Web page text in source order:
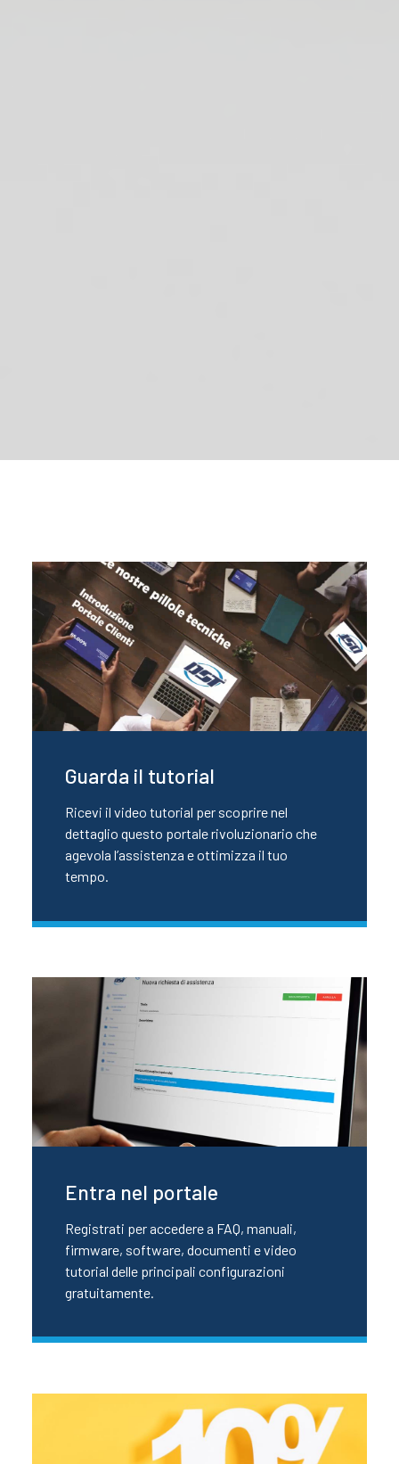
Guarda il tutorial
Ricevi il video tutorial per scoprire nel
dettaglio questo portale rivoluzionario che
agevola l’assistenza e ottimizza il tuo
tempo.
Entra nel portale
Registrati per accedere a FAQ, manuali,
firmware, software, documenti e video
tutorial delle principali configurazioni
gratuitamente.